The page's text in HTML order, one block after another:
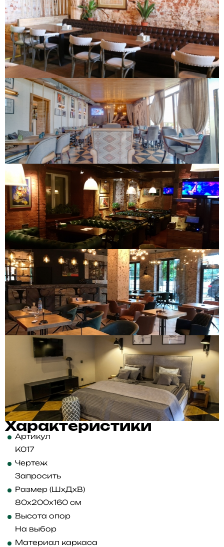
Характеристики
Артикул
K017
Чертеж
Запросить
Размер (ШхДхВ)
80x200x160 см
Высота опор
На выбор
Материал каркаса